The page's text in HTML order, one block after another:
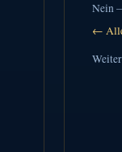
Nein
←